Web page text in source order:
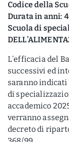
Codice della
Durata in anni: 4
Scuola di
L’efficacia del
successivi ed
saranno
di
accademico
verranno
decreto di